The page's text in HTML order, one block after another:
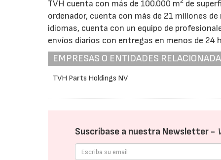
TVH cuenta con más de 100.000 m de
ordenador, cuenta con más de 21 millones
idiomas, cuenta con un equipo de
envíos diarios con entregas en menos de 24
EMPRESAS O ENTIDADES
TVH Parts Holdings NV
Suscríbase a nuestra Newsletter -